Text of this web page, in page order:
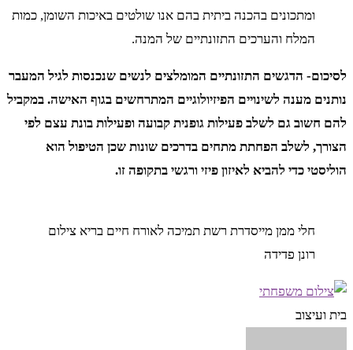
ומתכונים בהכנה ביתית בהם אנו שולטים באיכות השומן, כמות
המלח והערכים התזונתיים של המנה.
לסיכום- הדגשים התזונתיים המומלצים לנשים שנכנסות לגיל המעבר
נותנים מענה לשינויים הפיזיולוגיים המתרחשים בגוף האישה. במקביל
להם חשוב גם לשלב פעילות גופנית קבועה ופעילות בונת עצם לפי
הצורך, לשלב הפחתת מתחים בדרכים שונות שכן הטיפול הוא
הוליסטי כדי להביא לאיזון פיזי ורגשי בתקופה זו.
חלי ממן מייסדרת רשת תמיכה לאורח חיים בריא צילום
רונן פדידה
בית ועיצוב